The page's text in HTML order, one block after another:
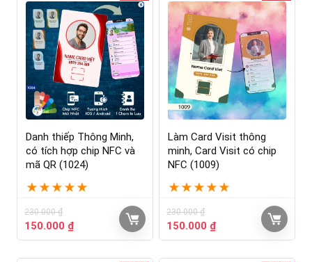
Danh thiếp Thông Minh,
có tích hợp chip NFC và
mã QR (1024)
★ ★ ★ ★ ★
230.000₫
150.000 ₫
Làm Card Visit thông
minh, Card Visit có chip
NFC (1009)
★ ★ ★ ★ ★
230.000₫
150.000 ₫